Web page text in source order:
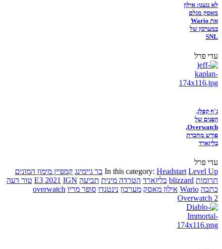
לא נגענו: אילון
מאסק מגלם
את Wario
במערכון של
SNL
עדי פרל
ג'ף קפלן,
הפנים של
Overwatch,
פורש מחברת
בליזארד
עדי פרל
In this category: Headstart Level Up בר גיימינג קמפיין מימון המונים
תרומות blizzard בליזארד הטרדה מינית תביעה E3 2021 IGN
טור דעה
כתבה Wario אילון מאסק מערכון נינטנדו סופר מריו overwatch
Overwatch 2